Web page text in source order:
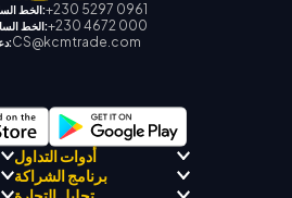
الخط الساخن الدولي:+230 5297 0961
الخط الساخن المحلي:+230 4672 000
دعم العملاء:CS@kcmtrade.com
أدوات التداول
مرشد KCM للتجارة بالذكاء
برنامج الشراكة